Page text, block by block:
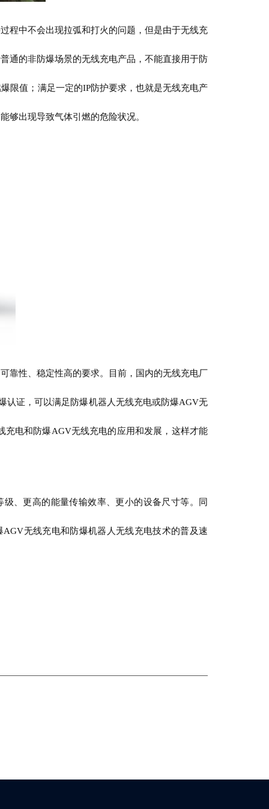
程中不会出现拉弧和打火的问题，但是由于无线充
通的非防爆场景的无线充电产品，不能直接用于防
限值； 满足一定的IP防护要求，也就是无线充电产
够出现导致气体引燃的危险状况。
靠性、稳定性高的要求。目前，国内的无线充电厂
认证，可以满足防爆机器人无线充电或防爆AGV无
电和防爆AGV无线充电的应用和发展，这样才能
、更高的能量传输效率、更小的设备尺寸等。同
无线充电和防爆机器人无线充电技术的普及速